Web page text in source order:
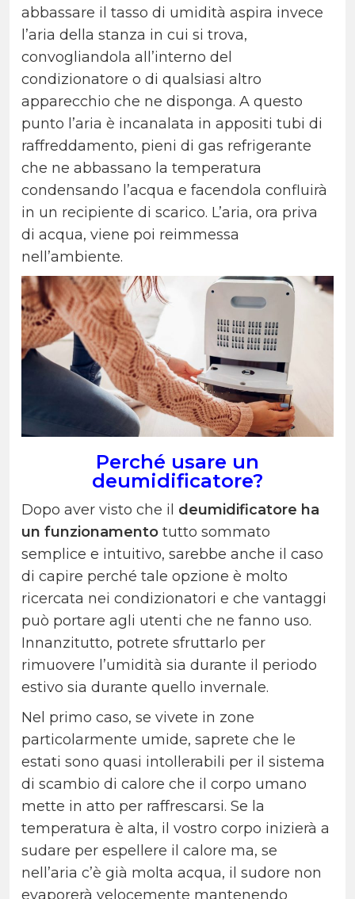
abbassare il tasso di umidità aspira invece
l’aria della stanza in cui si trova,
convogliandola all’interno del
condizionatore o di qualsiasi altro
apparecchio che ne disponga. A questo
punto l’aria è incanalata in appositi tubi di
raffreddamento, pieni di gas refrigerante
che ne abbassano la temperatura
condensando l’acqua e facendola confluirà
in un recipiente di scarico. L’aria, ora priva
di acqua, viene poi reimmessa
nell’ambiente.
Perché usare un
deumidificatore?
Dopo aver visto che il deumidificatore ha
un funzionamento tutto sommato
semplice e intuitivo, sarebbe anche il caso
di capire perché tale opzione è molto
ricercata nei condizionatori e che vantaggi
può portare agli utenti che ne fanno uso.
Innanzitutto, potrete sfruttarlo per
rimuovere l’umidità sia durante il periodo
estivo sia durante quello invernale.
Nel primo caso, se vivete in zone
particolarmente umide, saprete che le
estati sono quasi intollerabili per il sistema
di scambio di calore che il corpo umano
mette in atto per raffrescarsi. Se la
temperatura è alta, il vostro corpo inizierà a
sudare per espellere il calore ma, se
nell’aria c’è già molta acqua, il sudore non
evaporerà velocemente mantenendo